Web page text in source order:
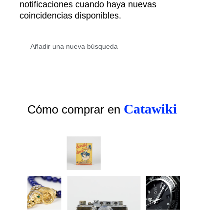
notificaciones cuando haya nuevas
coincidencias disponibles.
Cómo comprar en Catawiki